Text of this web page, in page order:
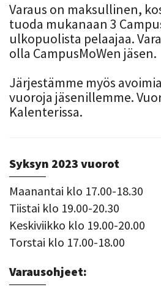
Varaus on maksullinen,
tuoda mukanaan 3
ulkopuolista pelaajaa.
olla CampusMoWen jäsen.
Järjestämme myös
vuoroja jäsenillemme.
Kalenterissa.
Syksyn 2023 vuorot
Maanantai klo 17.00-18.30
Tiistai klo 19.00-20.30
Keskiviikko klo 19.00-20.00
Torstai klo 17.00-18.00
Varausohjeet: